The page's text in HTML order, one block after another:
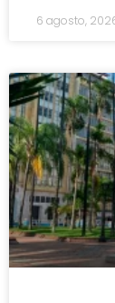
6 agosto,